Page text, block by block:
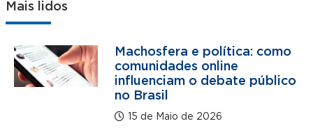
Mais lidos
Machosfera e política: como
comunidades online
influenciam o debate público
no Brasil
15 de Maio de 2026